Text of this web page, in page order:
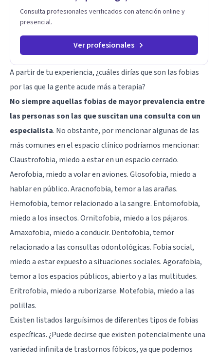
Consulta profesionales verificados con atención online y
presencial.
Ver profesionales
A partir de tu experiencia, ¿cuáles dirías que son las fobias
por las que la gente acude más a terapia?
No siempre aquellas fobias de mayor prevalencia entre
las personas son las que suscitan una consulta con un
especialista. No obstante, por mencionar algunas de las
más comunes en el espacio clínico podríamos mencionar:
Claustrofobia, miedo a estar en un espacio cerrado.
Aerofobia, miedo a volar en aviones. Glosofobia, miedo a
hablar en público. Aracnofobia, temor a las arañas.
Hemofobia, temor relacionado a la sangre. Entomofobia,
miedo a los insectos. Ornitofobia, miedo a los pájaros.
Amaxofobia, miedo a conducir. Dentofobia, temor
relacionado a las consultas odontológicas. Fobia social,
miedo a estar expuesto a situaciones sociales. Agorafobia,
temor a los espacios públicos, abierto y a las multitudes.
Eritrofobia, miedo a ruborizarse. Motefobia, miedo a las
polillas.
Existen listados larguísimos de diferentes tipos de fobias
específicas. ¿Puede decirse que existen potencialmente una
variedad infinita de trastornos fóbicos, ya que podemos